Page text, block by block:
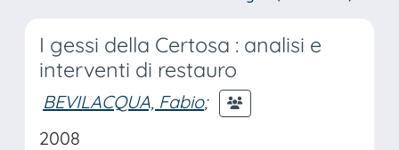
I gessi della Certosa : analisi e
interventi di restauro
BEVILACQUA, Fabio;
2008